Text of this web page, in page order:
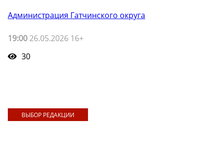
Администрация Гатчинского округа
19:00 26.05.2026 16+
30
ВЫБОР РЕДАКЦИИ